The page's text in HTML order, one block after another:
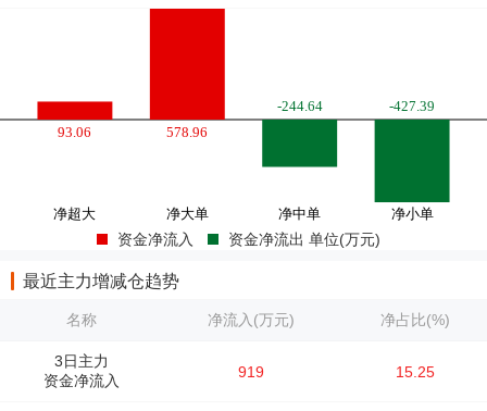
资金净流入 资金净流出 单位(万元)
最近主力增减仓趋势
名称 净流入(万元) 净占比(%)
3日主力
资金净流入
919 15.25